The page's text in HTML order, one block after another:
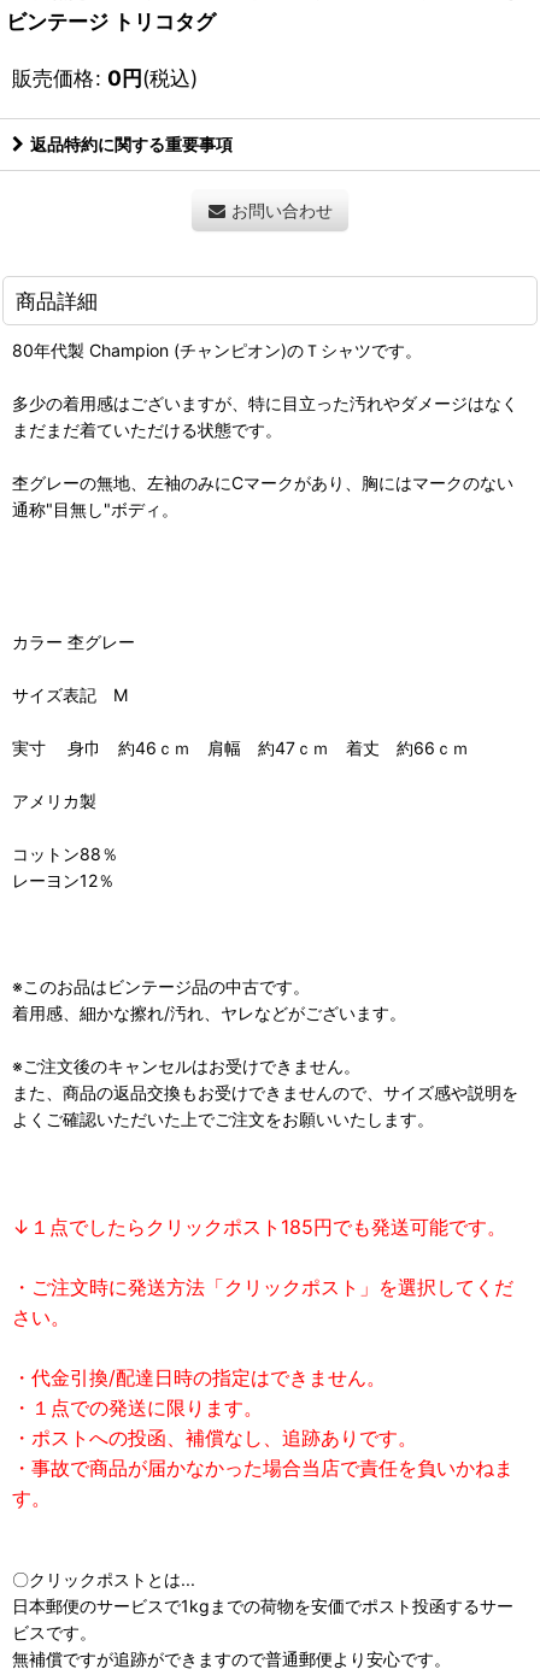
ビンテージ トリコタグ
販売価格: 0円(税込)
返品特約に関する重要事項
お問い合わせ
商品詳細
80年代製 Champion (チャンピオン)のＴシャツです。
多少の着用感はございますが、特に目立った汚れやダメージはなく
まだまだ着ていただける状態です。
杢グレーの無地、左袖のみにCマークがあり、胸にはマークのない
通称"目無し"ボディ。
カラー 杢グレー
サイズ表記 M
実寸 身巾 約46ｃｍ 肩幅 約47ｃｍ 着丈 約66ｃｍ
アメリカ製
コットン88％
レーヨン12％
※このお品はビンテージ品の中古です。
着用感、細かな擦れ/汚れ、ヤレなどがございます。
※ご注文後のキャンセルはお受けできません。
また、商品の返品交換もお受けできませんので、サイズ感や説明を
よくご確認いただいた上でご注文をお願いいたします。
↓１点でしたらクリックポスト185円でも発送可能です。
・ご注文時に発送方法「クリックポスト」を選択してくだ
さい。
・代金引換/配達日時の指定はできません。
・１点での発送に限ります。
・ポストへの投函、補償なし、追跡ありです。
・事故で商品が届かなかった場合当店で責任を負いかねま
す。
〇クリックポストとは...
日本郵便のサービスで1kgまでの荷物を安価でポスト投函するサー
ビスです。
無補償ですが追跡ができますので普通郵便より安心です。